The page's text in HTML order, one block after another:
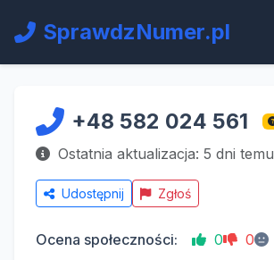
SprawdzNumer.pl
+48 582 024 561
Ostatnia aktualizacja: 5 dni temu
Udostępnij Zgłoś
Ocena społeczności: 0 0